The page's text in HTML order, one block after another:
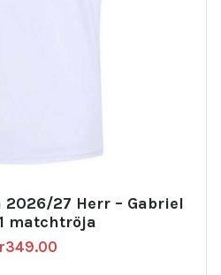
2026/27 Herr – Gabriel
matchtröja
349.00